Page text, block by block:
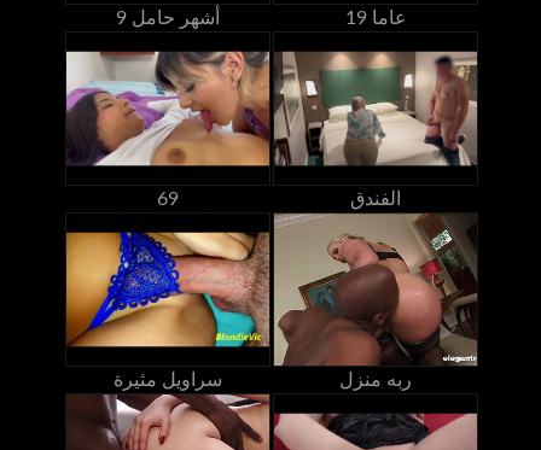
9 أشهر حامل 19 عاما
69 الفندق
سراويل مثيرة ربه منزل